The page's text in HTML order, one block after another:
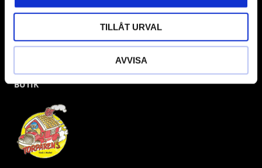
TILLÅT URVAL
AVVISA
BUTIK